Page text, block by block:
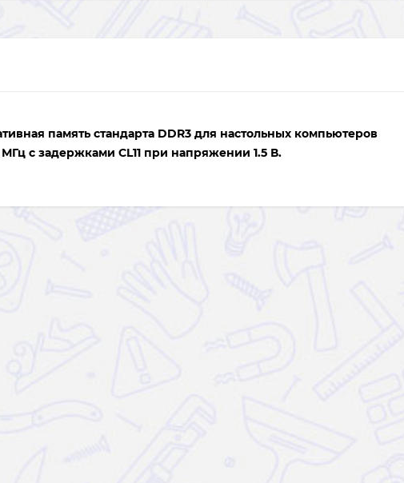
память стандарта DDR3 для настольных компьютеров
с задержками CL11 при напряжении 1.5 В.